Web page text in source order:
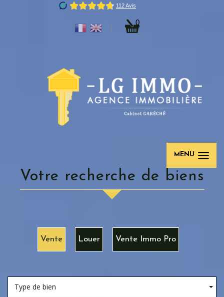
0
MENU
votre recherche de biens
Vente Louer Vente Immo Pro
Type de bien